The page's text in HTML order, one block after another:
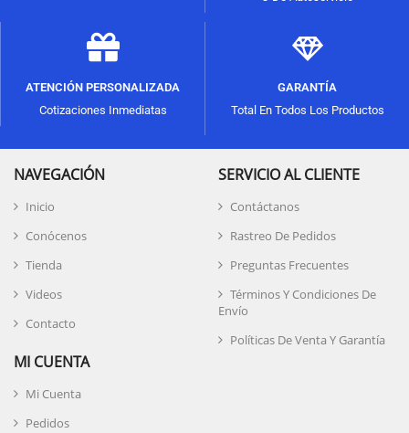
ATENCIÓN PERSONALIZADA
Cotizaciones Inmediatas
GARANTÍA
Total En Todos Los Productos
NAVEGACIÓN
Inicio
Conócenos
Tienda
Videos
Contacto
SERVICIO AL CLIENTE
Contáctanos
Rastreo De Pedidos
Preguntas Frecuentes
Términos Y Condiciones De
Envío
Políticas De Venta Y Garantía
MI CUENTA
Mi Cuenta
Pedidos